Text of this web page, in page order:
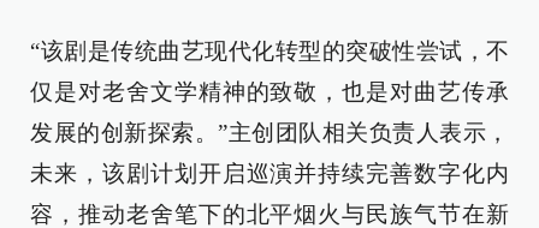
“该剧是传统曲艺现代化转型的突破性尝试，不
仅是对老舍文学精神的致敬，也是对曲艺传承
发展的创新探索。”主创团队相关负责人表示，
未来，该剧计划开启巡演并持续完善数字化内
容，推动老舍笔下的北平烟火与民族气节在新